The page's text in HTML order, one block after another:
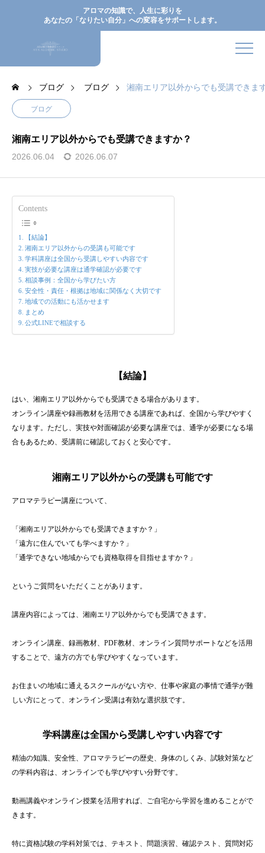
アロマの知識で、人生に彩りを
あなたの「なりたい自分」への変容をサポートします。
ブログ ブログ 湘南エリア以外からでも受講できま
ブログ
湘南エリア以外からでも受講できますか？
2026.06.04 2026.06.07
Contents
【結論】
湘南エリア以外からの受講も可能です
学科講座は全国から受講しやすい内容です
実技が必要な講座は通学確認が必要です
相談事例：全国から学びたい方
安全性・責任・根拠は地域に関係なく大切です
地域での活動にも活かせます
まとめ
公式LINEで相談する
【結論】
はい、湘南エリア以外からでも受講できる場合があります。
オンライン講座や録画教材を活用できる講座であれば、全国から学びやすく
なります。ただし、実技や対面確認が必要な講座では、通学が必要になる場
合もあるため、受講前に確認しておくと安心です。
湘南エリア以外からの受講も可能です
アロマテラピー講座について、
「湘南エリア以外からでも受講できますか？」
「遠方に住んでいても学べますか？」
「通学できない地域からでも資格取得を目指せますか？」
というご質問をいただくことがあります。
講座内容によっては、湘南エリア以外からでも受講できます。
オンライン講座、録画教材、PDF教材、オンライン質問サポートなどを活用
することで、遠方の方でも学びやすくなっています。
お住まいの地域に通えるスクールがない方や、仕事や家庭の事情で通学が難
しい方にとって、オンライン受講は有効な選択肢です。
学科講座は全国から受講しやすい内容です
精油の知識、安全性、アロマテラピーの歴史、身体のしくみ、試験対策など
の学科内容は、オンラインでも学びやすい分野です。
動画講義やオンライン授業を活用すれば、ご自宅から学習を進めることがで
きます。
特に資格試験の学科対策では、テキスト、問題演習、確認テスト、質問対応